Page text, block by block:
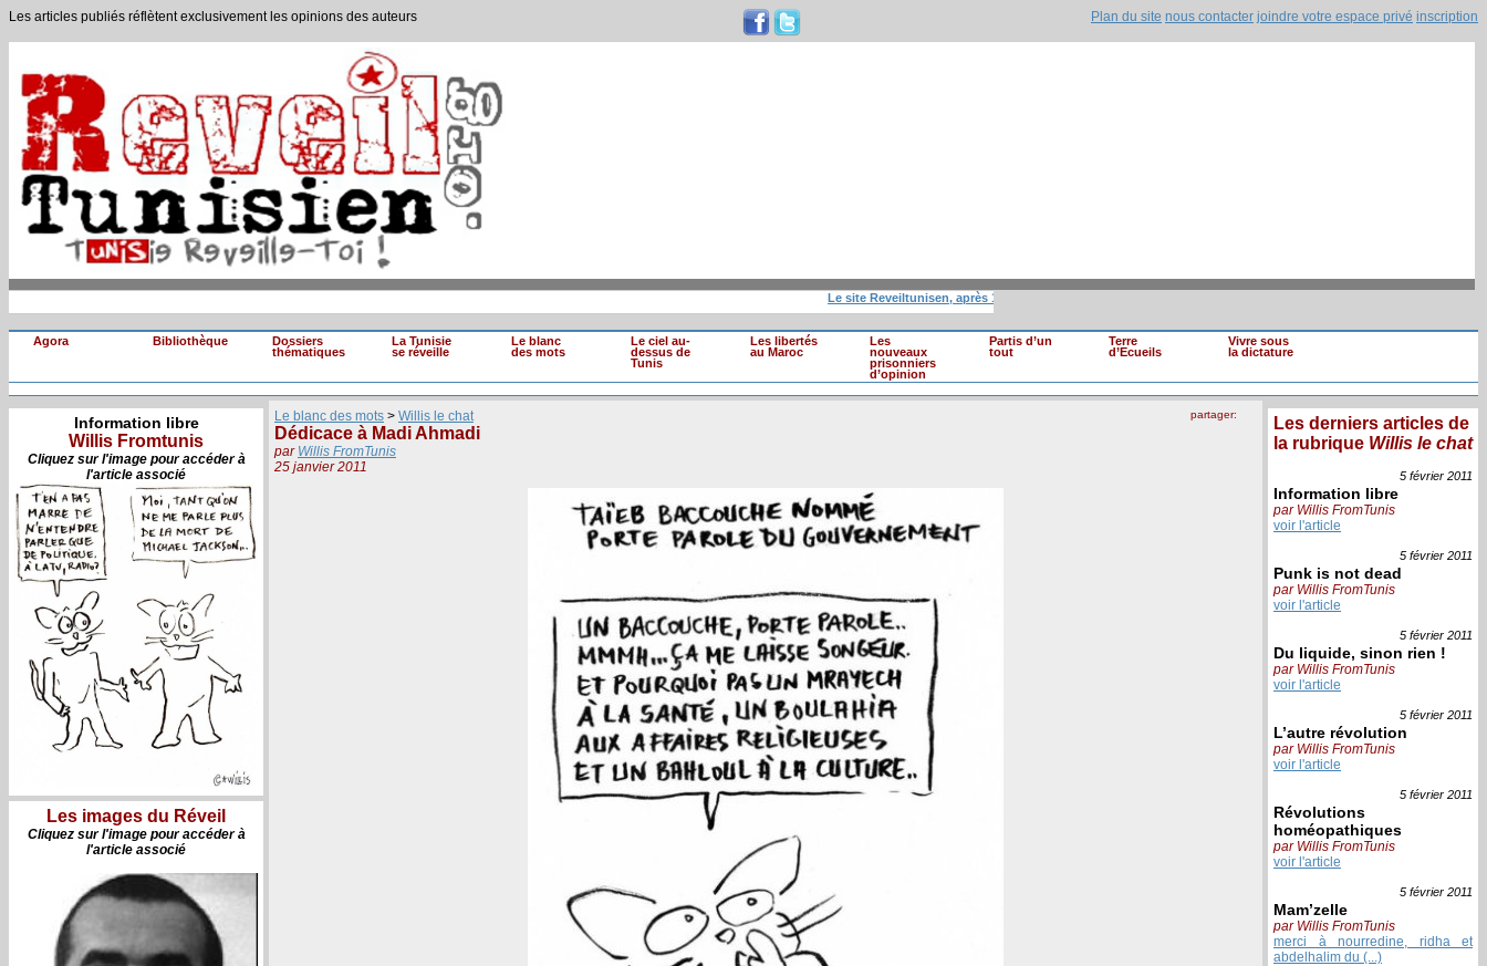
Les articles publiés réflètent exclusivement les opinions des auteurs Plan du site nous contacter joindre votre espace privé inscription
Le site Reveiltunisen, après 10 ans de loyaux (...)
Agora Bibliothèque
Dossiers
thématiques
La Tunisie
se réveille
Le blanc
des mots
Le ciel au-
dessus de
Tunis
Les libertés
au Maroc
Les
nouveaux
prisonniers
d’opinion
Partis d’un
tout
Terre
d’Ecueils
Vivre sous
la dictature
Information libre
Willis Fromtunis
Cliquez sur l'image pour accéder à
l'article associé
Les images du Réveil
Cliquez sur l'image pour accéder à
l'article associé
Les derniers articles de
la rubrique Willis le chat
5 février 2011
Information libre
par Willis FromTunis
voir l'article
5 février 2011
Punk is not dead
par Willis FromTunis
voir l'article
5 février 2011
Du liquide, sinon rien !
par Willis FromTunis
voir l'article
5 février 2011
L’autre révolution
par Willis FromTunis
voir l'article
5 février 2011
Révolutions
homéopathiques
par Willis FromTunis
voir l'article
5 février 2011
Mam’zelle
par Willis FromTunis
merci à nourredine, ridha et
abdelhalim du (...)
partager:
Le blanc des mots > Willis le chat
Dédicace à Madi Ahmadi
par Willis FromTunis
25 janvier 2011